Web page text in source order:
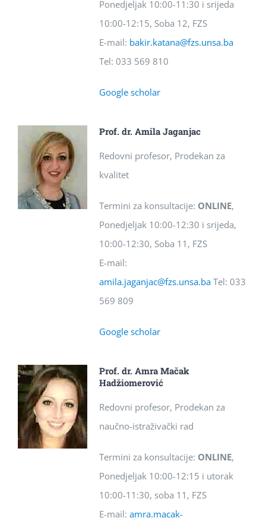
Ponedjeljak 10:00-11:30 i srijeda
10:00-12:15, Soba 12, FZS
E-mail: bakir.katana@fzs.unsa.ba
Tel: 033 569 810
Google scholar
Prof. dr. Amila Jaganjac
Redovni profesor, Prodekan za
kvalitet
Termini za konsultacije: ONLINE,
Ponedjeljak 10:00-12:30 i srijeda,
10:00-12:30, Soba 11, FZS
E-mail:
amila.jaganjac@fzs.unsa.ba Tel: 033
569 809
Google scholar
Prof. dr. Amra Mačak
Hadžiomerović
Redovni profesor, Prodekan za
naučno-istraživački rad
Termini za konsultacije: ONLINE,
Ponedjeljak 10:00-12:15 i utorak
10:00-11:30, soba 11, FZS
E-mail: amra.macak-